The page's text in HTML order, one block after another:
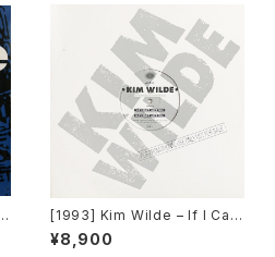
[1993] Kim Wilde – If I Ca
n’t Have You [MCA Record
s][PROMO]
¥8,900